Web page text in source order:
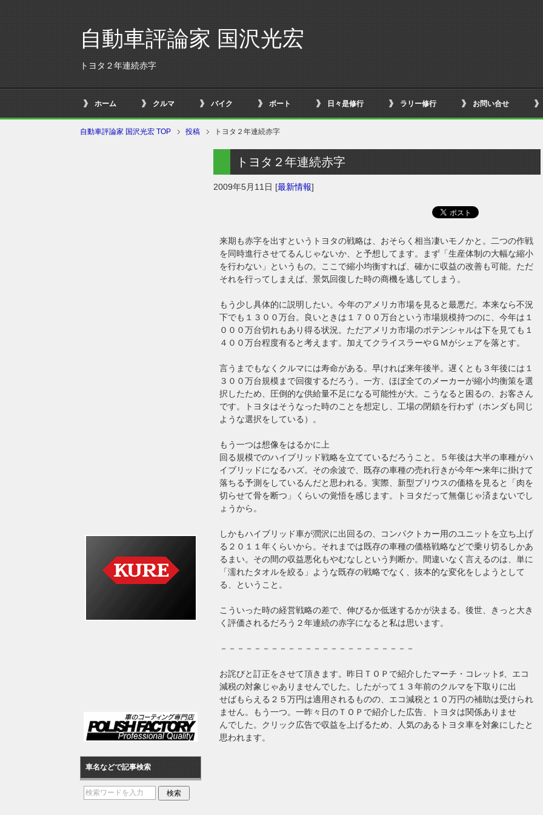
自動車評論家 国沢光宏
トヨタ２年連続赤字
ホーム クルマ バイク ボート 日々是修行 ラリー修行 お問い合せ
自動車評論家 国沢光宏 TOP 投稿 トヨタ２年連続赤字
トヨタ２年連続赤字
2009年5月11日 [最新情報]
来期も赤字を出すというトヨタの戦略は、おそらく相当凄いモノかと。二つの作戦
を同時進行させてるんじゃないか、と予想してます。まず「生産体制の大幅な縮小
を行わない」というもの。ここで縮小均衡すれば、確かに収益の改善も可能。ただ
それを行ってしまえば、景気回復した時の商機を逃してしまう。
もう少し具体的に説明したい。今年のアメリカ市場を見ると最悪だ。本来なら不況
下でも１３００万台。良いときは１７００万台という市場規模持つのに、今年は１
０００万台切れもあり得る状況。ただアメリカ市場のポテンシャルは下を見ても１
４００万台程度有ると考えます。加えてクライスラーやＧＭがシェアを落とす。
言うまでもなくクルマには寿命がある。早ければ来年後半。遅くとも３年後には１
３００万台規模まで回復するだろう。一方、ほぼ全てのメーカーが縮小均衡策を選
択したため、圧倒的な供給量不足になる可能性が大。こうなると困るの、お客さん
です。トヨタはそうなった時のことを想定し、工場の閉鎖を行わず（ホンダも同じ
ような選択をしている）。
もう一つは想像をはるかに上
回る規模でのハイブリッド戦略を立てているだろうこと。５年後は大半の車種がハ
イブリッドになるハズ。その余波で、既存の車種の売れ行きが今年〜来年に掛けて
落ちる予測をしているんだと思われる。実際、新型プリウスの価格を見ると「肉を
切らせて骨を断つ」くらいの覚悟を感じます。トヨタだって無傷じゃ済まないでし
ょうから。
しかもハイブリッド車が潤沢に出回るの、コンパクトカー用のユニットを立ち上げ
る２０１１年くらいから。それまでは既存の車種の価格戦略などで乗り切るしかあ
るまい。その間の収益悪化もやむなしという判断か。間違いなく言えるのは、単に
「濡れたタオルを絞る」ような既存の戦略でなく、抜本的な変化をしようとして
る、ということ。
こういった時の経営戦略の差で、伸びるか低迷するかが決まる。後世、きっと大き
く評価されるだろう２年連続の赤字になると私は思います。
－－－－－－－－－－－－－－－－－－－－－－－
お詫びと訂正をさせて頂きます。昨日ＴＯＰで紹介したマーチ・コレット♯、エコ
減税の対象じゃありませんでした。したがって１３年前のクルマを下取りに出
せばもらえる２５万円は適用されるものの、エコ減税と１０万円の補助は受けられ
ません。もう一つ。一昨々日のＴＯＰで紹介した広告、トヨタは関係ありませ
んでした。クリック広告で収益を上げるため、人気のあるトヨタ車を対象にしたと
思われます。
車名などで記事検索